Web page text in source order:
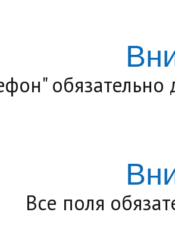
обязательно
Все поля